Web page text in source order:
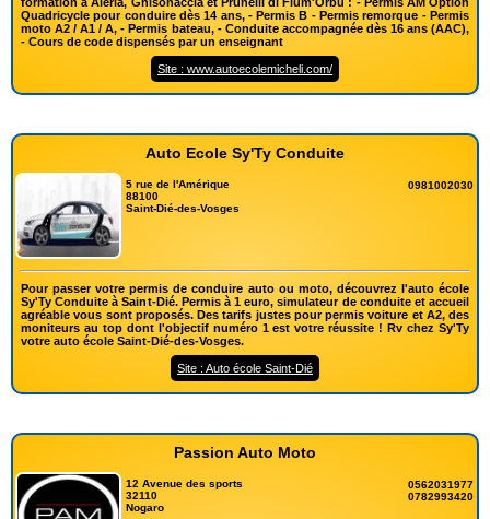
Quadricycle pour conduire dès 14 ans, - Permis B - Permis remorque - Permis
moto A2 / A1 / A, - Permis bateau, - Conduite accompagnée dès 16 ans (AAC),
- Cours de code dispensés par un enseignant
Site : www.autoecolemicheli.com/
Auto Ecole Sy'Ty Conduite
5 rue de l'Amérique
88100
Saint-Dié-des-Vosges
0981002030
Pour passer votre permis de conduire auto ou moto, découvrez l'auto école
Sy'Ty Conduite à Saint-Dié. Permis à 1 euro, simulateur de conduite et accueil
agréable vous sont proposés. Des tarifs justes pour permis voiture et A2, des
moniteurs au top dont l'objectif numéro 1 est votre réussite ! Rv chez Sy'Ty
votre auto école Saint-Dié-des-Vosges.
Site : Auto école Saint-Dié
Passion Auto Moto
12 Avenue des sports
32110
Nogaro
0562031977
0782993420